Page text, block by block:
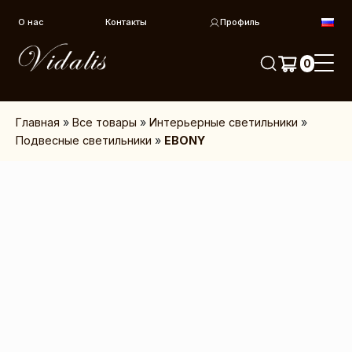
О нас Контакты Профиль
0
Главная »Все товары »Интерьерные светильники »
Подвесные светильники » EBONY